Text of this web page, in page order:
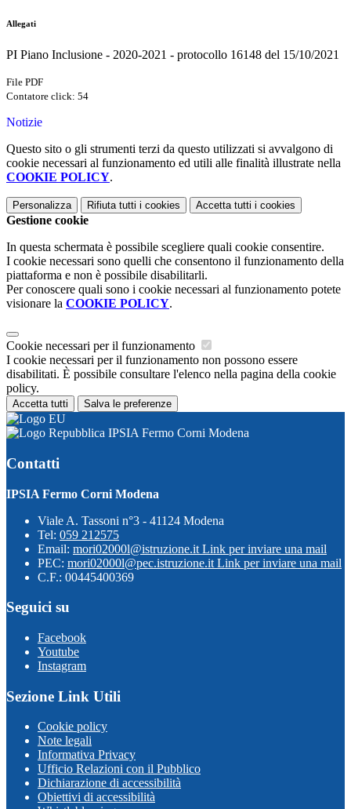
Allegati
PI Piano Inclusione - 2020-2021 - protocollo 16148 del 15/10/2021
File PDF
Contatore click: 54
Notizie
Questo sito o gli strumenti terzi da questo utilizzati si avvalgono di
cookie necessari al funzionamento ed utili alle finalità illustrate nella
COOKIE POLICY.
Personalizza Rifiuta tutti i cookies Accetta tutti i cookies
Gestione cookie
In questa schermata è possibile scegliere quali cookie consentire.
I cookie necessari sono quelli che consentono il funzionamento della
piattaforma e non è possibile disabilitarli.
Per conoscere quali sono i cookie necessari al funzionamento potete
visionare la COOKIE POLICY.
Cookie necessari per il funzionamento
I cookie necessari per il funzionamento non possono essere
disabilitati. È possibile consultare l'elenco nella pagina della cookie
policy.
Accetta tutti Salva le preferenze
IPSIA Fermo Corni Modena
Contatti
IPSIA Fermo Corni Modena
Viale A. Tassoni n°3 - 41124 Modena
Tel: 059 212575
Email: mori02000l@istruzione.it Link per inviare una mail
PEC: mori02000l@pec.istruzione.it Link per inviare una mail
C.F.: 00445400369
Seguici su
Facebook
Youtube
Instagram
Sezione Link Utili
Cookie policy
Note legali
Informativa Privacy
Ufficio Relazioni con il Pubblico
Dichiarazione di accessibilità
Obiettivi di accessibilità